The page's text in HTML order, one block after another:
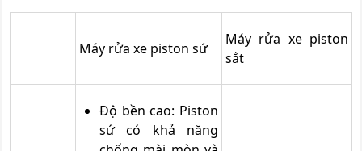
Máy rửa xe piston sứ
Máy rửa xe piston
sắt
Độ bền cao: Piston
sứ có khả năng